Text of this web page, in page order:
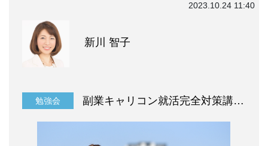
2023.10.24 11:40
新川 智子
勉強会 副業キャリコン就活完全対策講座～実践編～